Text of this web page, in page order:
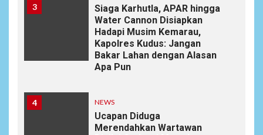
3
Siaga Karhutla, APAR hingga
Water Cannon Disiapkan
Hadapi Musim Kemarau,
Kapolres Kudus: Jangan
Bakar Lahan dengan Alasan
Apa Pun
4 NEWS
Ucapan Diduga
Merendahkan Wartawan